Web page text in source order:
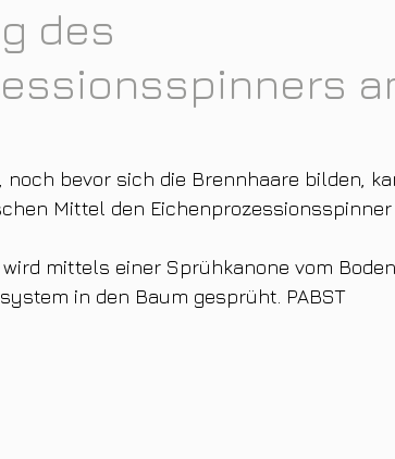
des
bevor sich die Brennhaare bilden,
Mittel den Eichenprozessionsspinner
mittels einer Sprühkanone vom
in den Baum gesprüht. PABST